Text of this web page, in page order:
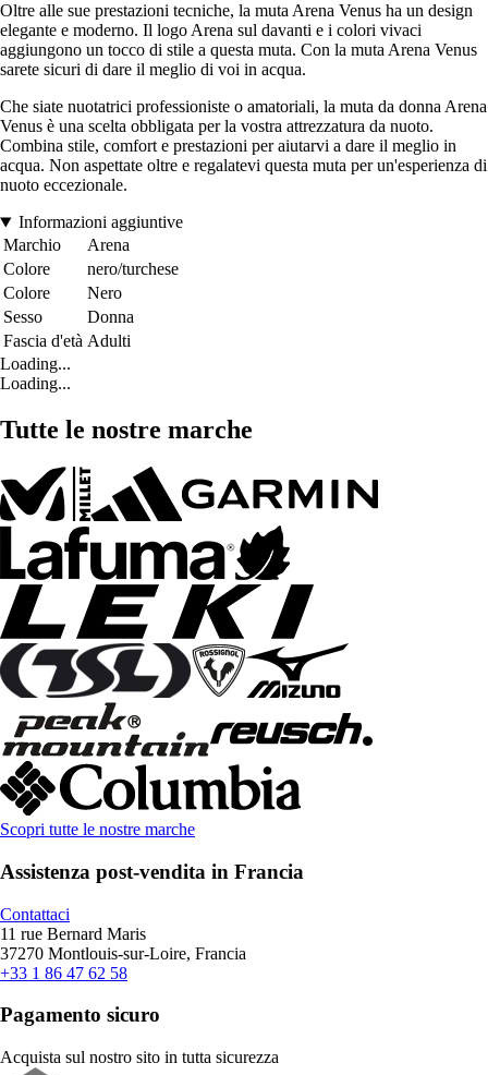
Oltre alle sue prestazioni tecniche, la muta Arena Venus ha un design
elegante e moderno. Il logo Arena sul davanti e i colori vivaci
aggiungono un tocco di stile a questa muta. Con la muta Arena Venus
sarete sicuri di dare il meglio di voi in acqua.
Che siate nuotatrici professioniste o amatoriali, la muta da donna Arena
Venus è una scelta obbligata per la vostra attrezzatura da nuoto.
Combina stile, comfort e prestazioni per aiutarvi a dare il meglio in
acqua. Non aspettate oltre e regalatevi questa muta per un'esperienza di
nuoto eccezionale.
Informazioni aggiuntive
Marchio
Arena
Colore
nero/turchese
Colore
Nero
Sesso
Donna
Fascia d'età Adulti
Loading...
Loading...
Tutte le nostre marche
Scopri tutte le nostre marche
Assistenza post-vendita in Francia
Contattaci
11 rue Bernard Maris
37270 Montlouis-sur-Loire, Francia
+33 1 86 47 62 58
Pagamento sicuro
Acquista sul nostro sito in tutta sicurezza